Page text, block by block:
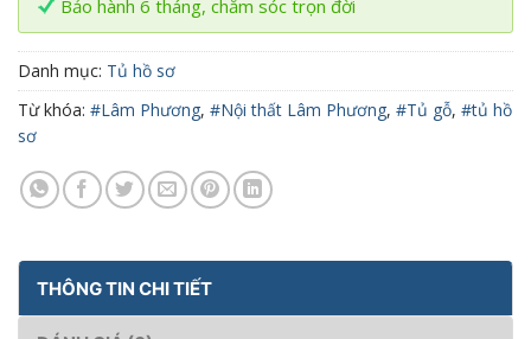
Bảo hành 6 tháng, chăm sóc trọn đời
Danh mục: Tủ hồ sơ
Từ khóa: #Lâm Phương, #Nội thất Lâm Phương, #Tủ gỗ, #tủ hồ
sơ
THÔNG TIN CHI TIẾT